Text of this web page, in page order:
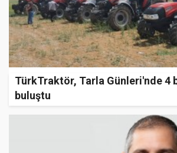
TürkTraktör, Tarla Günleri'nde 4
buluştu